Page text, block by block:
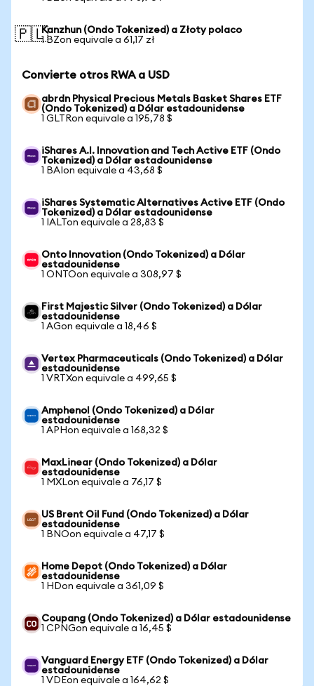
🇵🇱Kanzhun (Ondo Tokenized) a Złoty polaco
1 BZon equivale a 61,17 zł
Convierte otros RWA a USD
abrdn Physical Precious Metals Basket Shares ETF
(Ondo Tokenized) a Dólar estadounidense
1 GLTRon equivale a 195,78 $
iShares A.I. Innovation and Tech Active ETF (Ondo
Tokenized) a Dólar estadounidense
1 BAIon equivale a 43,68 $
iShares Systematic Alternatives Active ETF (Ondo
Tokenized) a Dólar estadounidense
1 IALTon equivale a 28,83 $
Onto Innovation (Ondo Tokenized) a Dólar
estadounidense
1 ONTOon equivale a 308,97 $
First Majestic Silver (Ondo Tokenized) a Dólar
estadounidense
1 AGon equivale a 18,46 $
Vertex Pharmaceuticals (Ondo Tokenized) a Dólar
estadounidense
1 VRTXon equivale a 499,65 $
Amphenol (Ondo Tokenized) a Dólar
estadounidense
1 APHon equivale a 168,32 $
MaxLinear (Ondo Tokenized) a Dólar
estadounidense
1 MXLon equivale a 76,17 $
US Brent Oil Fund (Ondo Tokenized) a Dólar
estadounidense
1 BNOon equivale a 47,17 $
Home Depot (Ondo Tokenized) a Dólar
estadounidense
1 HDon equivale a 361,09 $
Coupang (Ondo Tokenized) a Dólar estadounidense
1 CPNGon equivale a 16,45 $
Vanguard Energy ETF (Ondo Tokenized) a Dólar
estadounidense
1 VDEon equivale a 164,62 $